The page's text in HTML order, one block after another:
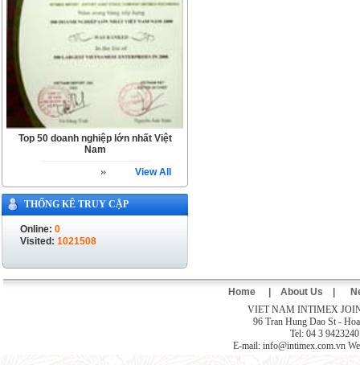
Top 50 doanh nghiệp lớn nhất Việt
Nam
View All
THỐNG KÊ TRUY CẬP
Online: 0
Visited: 1021508
Home About Us
VIET NAM INTIMEX
96 Tran Hung Dao St -
Tel: 04 3
E-mail: info@intimex.com.vn